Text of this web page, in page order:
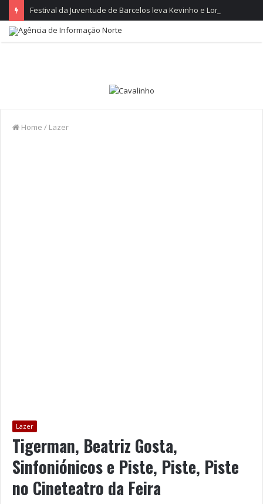
Home / Lazer
Lazer
Tigerman, Beatriz Gosta,
Sinfoniónicos e Piste, Piste, Piste
no Cineteatro da Feira